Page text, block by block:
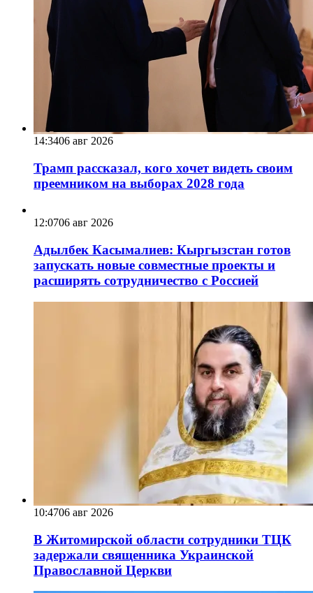
14:3406 авг 2026
Трамп рассказал, кого хочет видеть своим
преемником на выборах 2028 года
12:0706 авг 2026
Адылбек Касымалиев: Кыргызстан готов
запускать новые совместные проекты и
расширять сотрудничество с Россией
10:4706 авг 2026
В Житомирской области сотрудники ТЦК
задержали священника Украинской
Православной Церкви